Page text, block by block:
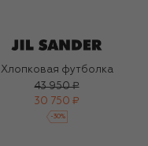
Хлопковая футболка
43 950 ₽
30 750 ₽
-30%